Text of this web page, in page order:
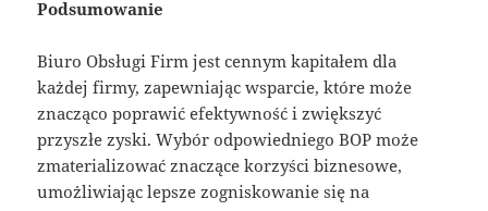
Podsumowanie
Biuro Obsługi Firm jest cennym kapitałem dla
każdej firmy, zapewniając wsparcie, które może
znacząco poprawić efektywność i zwiększyć
przyszłe zyski. Wybór odpowiedniego BOP może
zmaterializować znaczące korzyści biznesowe,
umożliwiając lepsze zogniskowanie się na